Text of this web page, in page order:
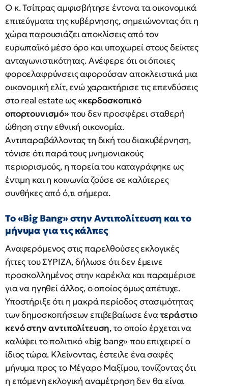
Ο κ. Τσίπρας αμφισβήτησε έντονα τα οικονομικά
επιτεύγματα της κυβέρνησης, σημειώνοντας ότι η
χώρα παρουσιάζει αποκλίσεις από τον
ευρωπαϊκό μέσο όρο και υποχωρεί στους δείκτες
ανταγωνιστικότητας. Ανέφερε ότι οι όποιες
φοροελαφρύνσεις αφορούσαν αποκλειστικά μια
οικονομική ελίτ, ενώ χαρακτήρισε τις επενδύσεις
στο real estate ως«κερδοσκοπικό
οπορτουνισμό»που δεν προσφέρει σταθερή
ώθηση στην εθνική οικονομία.
Αντιπαραβάλλοντας τη δική του διακυβέρνηση,
τόνισε ότι παρά τους μνημονιακούς
περιορισμούς, η πορεία του καταγράφηκε ως
έντιμη και η κοινωνία ζούσε σε καλύτερες
συνθήκες από ό,τι σήμερα.
Το «Big Bang» στην Αντιπολίτευση και το
μήνυμα για τις κάλπες
Αναφερόμενος στις παρελθούσες εκλογικές
ήττες του ΣΥΡΙΖΑ, δήλωσε ότι δεν έμεινε
προσκολλημένος στην καρέκλα και παραμέρισε
για να ηγηθεί άλλος, ο οποίος όμως απέτυχε.
Υποστήριξε ότι η μακρά περίοδος στασιμότητας
των δημοσκοπήσεων επιβεβαίωσε ένατεράστιο
κενό στην αντιπολίτευση, το οποίο έρχεται να
καλύψει το πολιτικό «big bang» που επιχειρεί ο
ίδιος τώρα. Κλείνοντας, έστειλε ένα σαφές
μήνυμα προς το Μέγαρο Μαξίμου, τονίζοντας ότι
η επόμενη εκλογική αναμέτρηση δεν θα είναι